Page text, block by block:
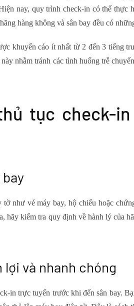
nay, quy trình check-in có thể thực
hàng không và sân bay đều có
khuyến cáo ít nhất từ 2 đến 3 tiếng
nhằm tránh các tình huống trễ
tục check-
như vé máy bay, hộ chiếu hoặc
hãy kiểm tra quy định về hành lý của
và nhanh chóng
in trực tuyến trước khi đến sân bay.